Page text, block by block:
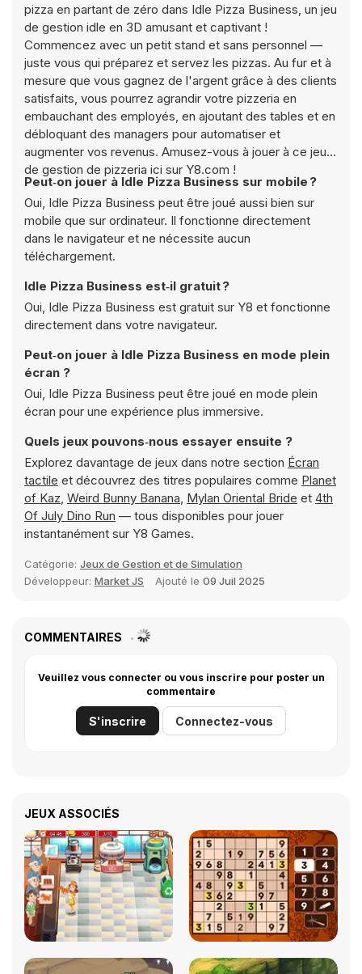
pizza en partant de zéro dans Idle Pizza Business, un jeu
de gestion idle en 3D amusant et captivant !
Commencez avec un petit stand et sans personnel —
juste vous qui préparez et servez les pizzas. Au fur et à
mesure que vous gagnez de l'argent grâce à des clients
satisfaits, vous pourrez agrandir votre pizzeria en
embauchant des employés, en ajoutant des tables et en
débloquant des managers pour automatiser et
augmenter vos revenus. Amusez-vous à jouer à ce jeu
de gestion de pizzeria ici sur Y8.com !
Peut‑on jouer à Idle Pizza Business sur mobile ?
Oui, Idle Pizza Business peut être joué aussi bien sur
mobile que sur ordinateur. Il fonctionne directement
dans le navigateur et ne nécessite aucun
téléchargement.
Idle Pizza Business est‑il gratuit ?
Oui, Idle Pizza Business est gratuit sur Y8 et fonctionne
directement dans votre navigateur.
Peut‑on jouer à Idle Pizza Business en mode plein
écran ?
Oui, Idle Pizza Business peut être joué en mode plein
écran pour une expérience plus immersive.
Quels jeux pouvons‑nous essayer ensuite ?
Explorez davantage de jeux dans notre section Écran
tactile et découvrez des titres populaires comme Planet
of Kaz, Weird Bunny Banana, Mylan Oriental Bride et 4th
Of July Dino Run — tous disponibles pour jouer
instantanément sur Y8 Games.
Catégorie: Jeux de Gestion et de Simulation
Développeur: Market JS Ajouté le 09 Juil 2025
COMMENTAIRES
Veuillez vous connecter ou vous inscrire pour poster un
commentaire
S'inscrire Connectez-vous
JEUX ASSOCIÉS